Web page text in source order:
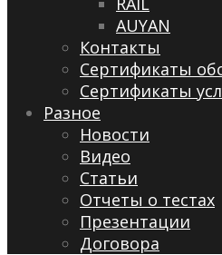
AUYAN
Контакты
Сертификаты
Сертификаты
Разное
Новости
Видео
Cтатьи
Отчеты о тестах
Презентации
Договора